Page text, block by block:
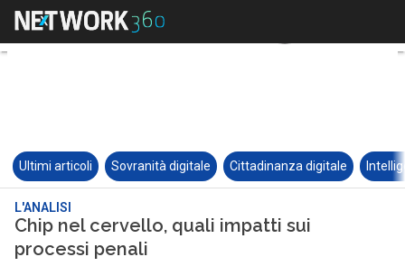
Ultimi articoli Sovranità digitale Cittadinanza digitale
L'ANALISI
Chip nel cervello, quali impatti sui
processi penali